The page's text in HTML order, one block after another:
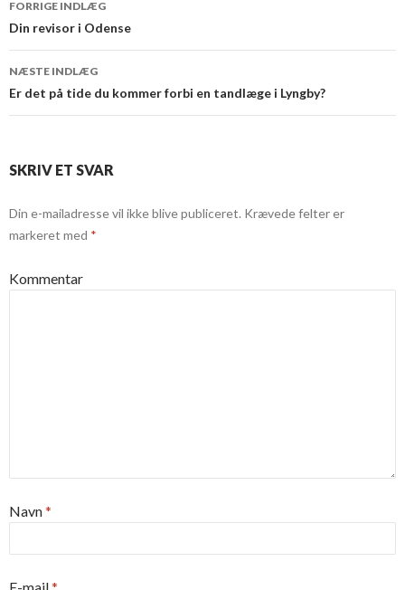
Indlæg
navigation
FORRIGE INDLÆG
Din revisor i Odense
NÆSTE INDLÆG
Er det på tide du kommer forbi en tandlæge i Lyngby?
SKRIV ET SVAR
Din e-mailadresse vil ikke blive publiceret. Krævede felter er
markeret med *
Kommentar
Navn*